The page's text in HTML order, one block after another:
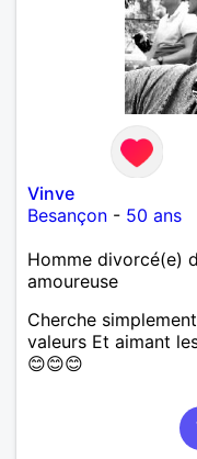
Vinve
Besançon - 50 ans
Homme divorcé(e)
amoureuse
Cherche
valeurs Et aimant
😊😊😊